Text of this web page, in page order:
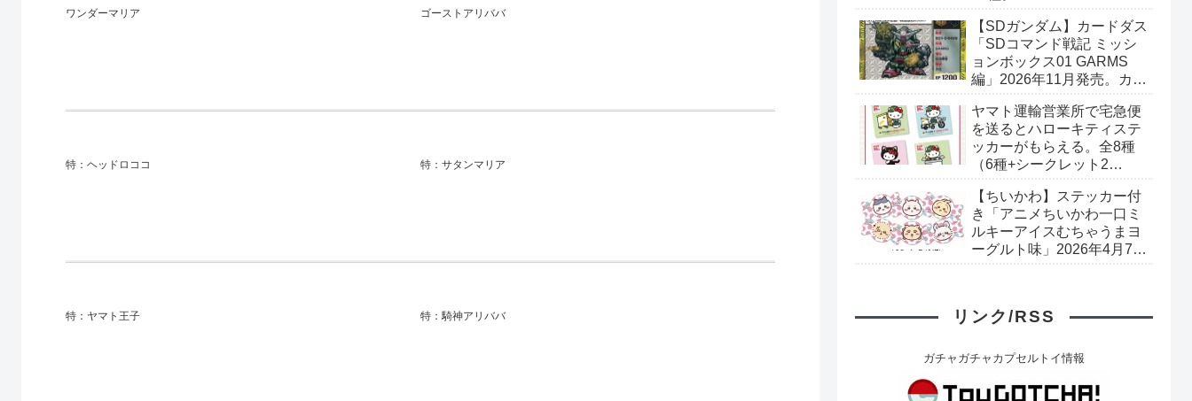
ワンダーマリア ゴーストアリババ
特：ヘッドロココ 特：サタンマリア
特：ヤマト王子 特：騎神アリババ
【SDガンダム】カードダス
「SDコマンド戦記 ミッシ
ョンボックス01 GARMS
編」2026年11月発売。カー
プレミアムバンダイ予約開
始。
ヤマト運輸営業所で宅急便
を送るとハローキティステ
ッカーがもらえる。全8種
（6種+シークレット2
キラシール。
【ちいかわ】ステッカー付
き「アニメちいかわ一口ミ
ルキーアイスむちゃうまヨ
ーグルト味」2026年4月7日
リンク/RSS
ガチャガチャカプセルトイ情報